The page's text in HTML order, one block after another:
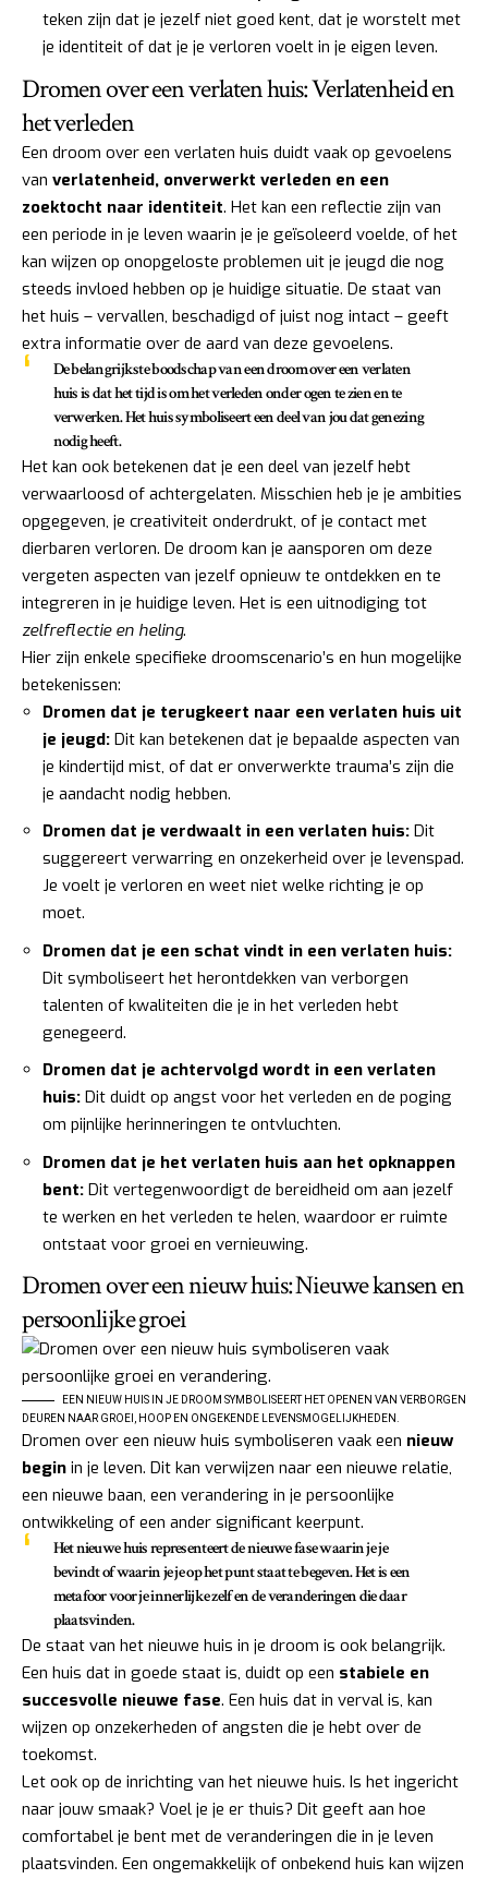
teken zijn dat je jezelf niet goed kent, dat je worstelt met
je identiteit of dat je je verloren voelt in je eigen leven.
Dromen over een verlaten huis: Verlatenheid en
het verleden
Een droom over een verlaten huis duidt vaak op gevoelens
van verlatenheid, onverwerkt verleden en een
zoektocht naar identiteit. Het kan een reflectie zijn van
een periode in je leven waarin je je geïsoleerd voelde, of het
kan wijzen op onopgeloste problemen uit je jeugd die nog
steeds invloed hebben op je huidige situatie. De staat van
het huis – vervallen, beschadigd of juist nog intact – geeft
extra informatie over de aard van deze gevoelens.
De belangrijkste boodschap van een droom over een verlaten
huis is dat het tijd is om het verleden onder ogen te zien en te
verwerken. Het huis symboliseert een deel van jou dat genezing
nodig heeft.
Het kan ook betekenen dat je een deel van jezelf hebt
verwaarloosd of achtergelaten. Misschien heb je je ambities
opgegeven, je creativiteit onderdrukt, of je contact met
dierbaren verloren. De droom kan je aansporen om deze
vergeten aspecten van jezelf opnieuw te ontdekken en te
integreren in je huidige leven. Het is een uitnodiging tot
zelfreflectie en heling.
Hier zijn enkele specifieke droomscenario’s en hun mogelijke
betekenissen:
Dromen dat je terugkeert naar een verlaten huis uit
je jeugd: Dit kan betekenen dat je bepaalde aspecten van
je kindertijd mist, of dat er onverwerkte trauma’s zijn die
je aandacht nodig hebben.
Dromen dat je verdwaalt in een verlaten huis: Dit
suggereert verwarring en onzekerheid over je levenspad.
Je voelt je verloren en weet niet welke richting je op
moet.
Dromen dat je een schat vindt in een verlaten huis:
Dit symboliseert het herontdekken van verborgen
talenten of kwaliteiten die je in het verleden hebt
genegeerd.
Dromen dat je achtervolgd wordt in een verlaten
huis: Dit duidt op angst voor het verleden en de poging
om pijnlijke herinneringen te ontvluchten.
Dromen dat je het verlaten huis aan het opknappen
bent: Dit vertegenwoordigt de bereidheid om aan jezelf
te werken en het verleden te helen, waardoor er ruimte
ontstaat voor groei en vernieuwing.
Dromen over een nieuw huis: Nieuwe kansen en
persoonlijke groei
EEN NIEUW HUIS IN JE DROOM SYMBOLISEERT HET OPENEN VAN VERBORGEN
DEUREN NAAR GROEI, HOOP EN ONGEKENDE LEVENSMOGELIJKHEDEN.
Dromen over een nieuw huis symboliseren vaak een nieuw
begin in je leven. Dit kan verwijzen naar een nieuwe relatie,
een nieuwe baan, een verandering in je persoonlijke
ontwikkeling of een ander significant keerpunt.
Het nieuwe huis representeert denieuwe fasewaarin je je
bevindt of waarin je je op het punt staat te begeven. Het is een
metafoor voor je innerlijke zelf en de veranderingen die daar
plaatsvinden.
De staat van het nieuwe huis in je droom is ook belangrijk.
Een huis dat in goede staat is, duidt op een stabiele en
succesvolle nieuwe fase. Een huis dat in verval is, kan
wijzen op onzekerheden of angsten die je hebt over de
toekomst.
Let ook op de inrichting van het nieuwe huis. Is het ingericht
naar jouw smaak? Voel je je er thuis? Dit geeft aan hoe
comfortabel je bent met de veranderingen die in je leven
plaatsvinden. Een ongemakkelijk of onbekend huis kan wijzen